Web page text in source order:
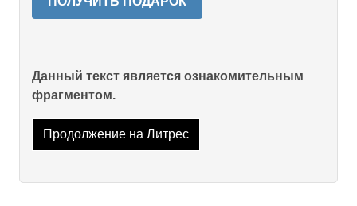
Данный текст является ознакомительным
фрагментом.
Продолжение на Литрес